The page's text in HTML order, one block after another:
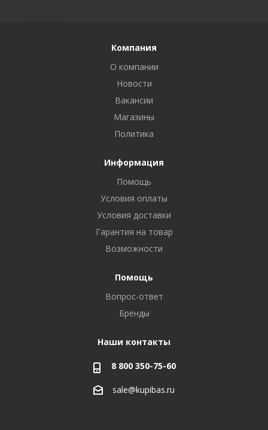
Компания
О компании
Новости
Вакансии
Магазины
Политика
Информация
Помощь
Условия оплаты
Условия доставки
Гарантия на товар
Возможности
Помощь
Вопрос-ответ
Бренды
Наши контакты
8 800 350-75-60
sale@kupibas.ru